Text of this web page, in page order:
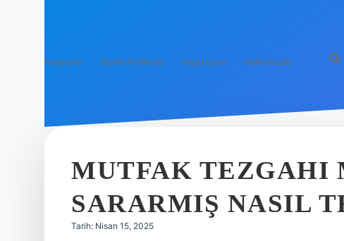
Anasayfa Gizlilik Politikası Yasal Uyarı Hakkımızda
MUTFAK TEZGAHI
SARARMIŞ NASIL
Tarih: Nisan 15, 2025